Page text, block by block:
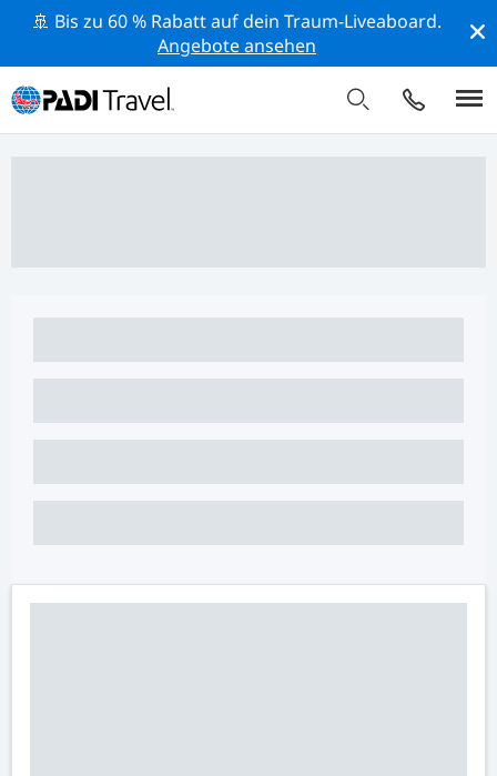
🚢 Bis zu 60 % Rabatt auf dein Traum-Liveaboard.
Angebote ansehen